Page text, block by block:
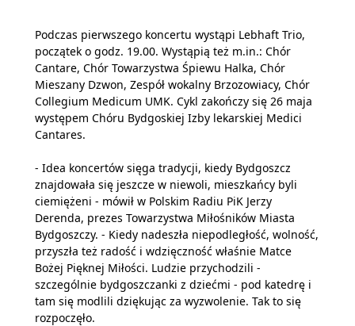
Podczas pierwszego koncertu wystąpi Lebhaft Trio,
początek o godz. 19.00. Wystąpią też m.in.: Chór
Cantare, Chór Towarzystwa Śpiewu Halka, Chór
Mieszany Dzwon, Zespół wokalny Brzozowiacy, Chór
Collegium Medicum UMK. Cykl zakończy się 26 maja
występem Chóru Bydgoskiej Izby lekarskiej Medici
Cantares.
- Idea koncertów sięga tradycji, kiedy Bydgoszcz
znajdowała się jeszcze w niewoli, mieszkańcy byli
ciemiężeni - mówił w Polskim Radiu PiK Jerzy
Derenda, prezes Towarzystwa Miłośników Miasta
Bydgoszczy. - Kiedy nadeszła niepodległość, wolność,
przyszła też radość i wdzięczność właśnie Matce
Bożej Pięknej Miłości. Ludzie przychodzili -
szczególnie bydgoszczanki z dziećmi - pod katedrę i
tam się modlili dziękując za wyzwolenie. Tak to się
rozpoczęło.